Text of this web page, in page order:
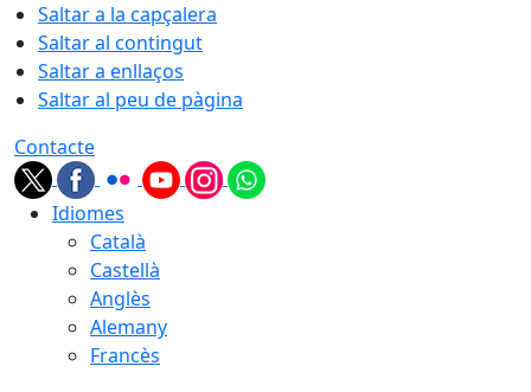
Saltar a la capçalera
Saltar al contingut
Saltar a enllaços
Saltar al peu de pàgina
Contacte
Idiomes
Català
Castellà
Anglès
Alemany
Francès